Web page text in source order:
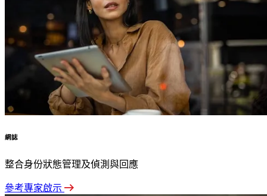
網誌
整合身份狀態管理及偵測與回應
參考專家啟示